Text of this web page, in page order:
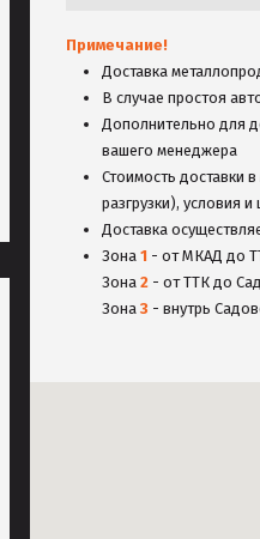
Примечание!
Доставка
В случае простоя
Дополнительно для
вашего менеджера
Стоимость доставки
разгрузки), условия
Доставка
Зона 1 - от МКАД до
Зона 2 - от ТТК до
Зона 3 - внутрь